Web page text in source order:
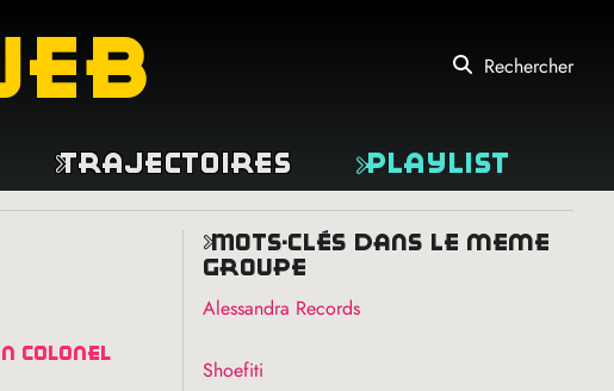
Rechercher
Trajectoires Playlist
colonel
mots-clés dans le même
groupe
Alessandra Records
Shoefiti